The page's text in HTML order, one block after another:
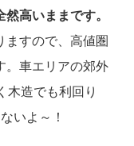
高いままです。
ますので、高値圏
。車エリアの郊外
木造でも利回り
いよ～！